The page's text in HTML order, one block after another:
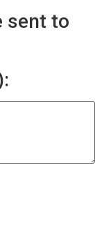
sent to